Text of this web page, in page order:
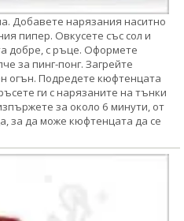
Добавете нарязания наситно
пипер. Овкусете със сол и
добре, с ръце. Оформете
за пинг-понг. Загрейте
огън. Подредете кюфтенцата
ги с нарязаните на тънки
за около 6 минути, от
за да може кюфтенцата да се